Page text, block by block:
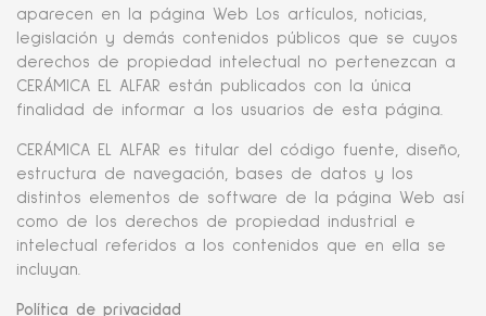
aparecen en la página Web Los artículos, noticias,
legislación y demás contenidos públicos que se cuyos
derechos de propiedad intelectual no pertenezcan a
CERÁMICA EL ALFAR están publicados con la única
finalidad de informar a los usuarios de esta página.
CERÁMICA EL ALFAR es titular del código fuente, diseño,
estructura de navegación, bases de datos y los
distintos elementos de software de la página Web así
como de los derechos de propiedad industrial e
intelectual referidos a los contenidos que en ella se
incluyan.
Política de privacidad